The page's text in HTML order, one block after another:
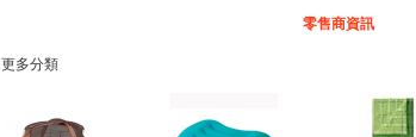
零售商資訊
更多分類